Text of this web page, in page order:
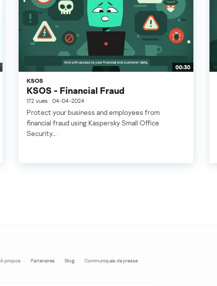
00:30
KSOS
KSOS - Financial Fraud
172 vues 04-04-2024
Protect your business and employees from
financial fraud using Kaspersky Small Office
Security...
À propos Partenaires Blog
Communiqués de presse